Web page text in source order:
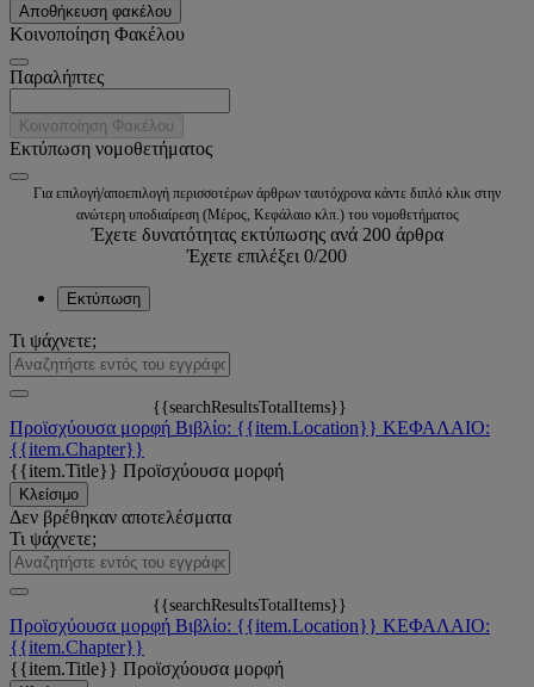
Αποθήκευση φακέλου
Κοινοποίηση Φακέλου
Παραλήπτες
Κοινοποίηση Φακέλου
Εκτύπωση νομοθετήματος
Για επιλογή/αποεπιλογή περισσοτέρων άρθρων ταυτόχρονα κάντε διπλό κλικ στην
ανώτερη υποδιαίρεση (Μέρος, Κεφάλαιο κλπ.) του νομοθετήματος
Έχετε δυνατότητας εκτύπωσης ανά 200 άρθρα
Έχετε επιλέξει 0/200
Εκτύπωση
Τι ψάχνετε;
{{searchResultsTotalItems}}
Προϊσχύουσα μορφή Βιβλίο: {{item.Location}} ΚΕΦΑΛΑΙΟ:
{{item.Chapter}}
{{item.Title}} Προϊσχύουσα μορφή
Κλείσιμο
Δεν βρέθηκαν αποτελέσματα
Τι ψάχνετε;
{{searchResultsTotalItems}}
Προϊσχύουσα μορφή Βιβλίο: {{item.Location}} ΚΕΦΑΛΑΙΟ:
{{item.Chapter}}
{{item.Title}} Προϊσχύουσα μορφή